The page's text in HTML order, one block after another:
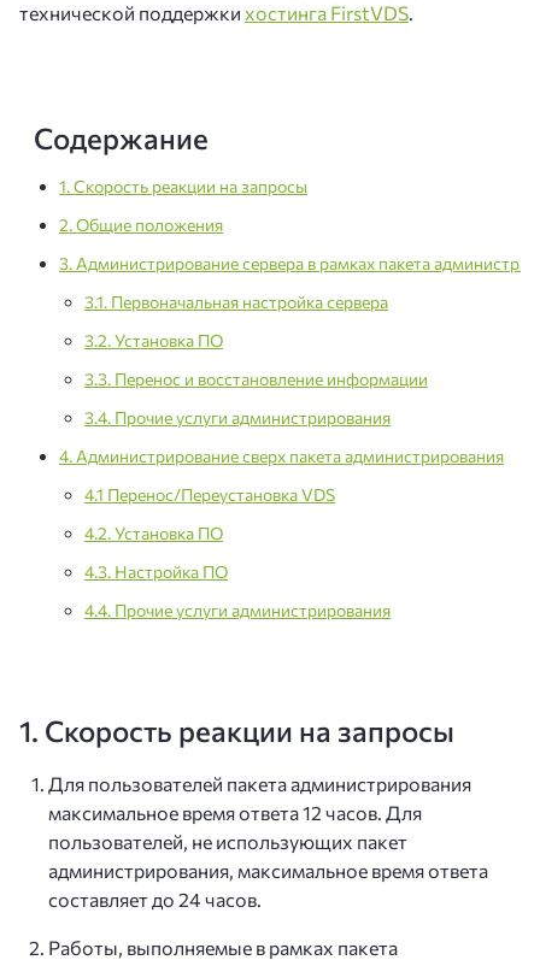
технической поддержки хостинга FirstVDS.
Содержание
1.Скорость реакции на запросы
2. Общие положения
3. Администрирование сервера в рамках пакета
3.1. Первоначальная настройка сервера
3.2. Установка ПО
3.3. Перенос и восстановление информации
3.4. Прочие услуги администрирования
4. Администрирование сверх пакета администрирования
4.1 Перенос/Переустановка VDS
4.2. Установка ПО
4.3. Настройка ПО
4.4. Прочие услуги администрирования
1. Скорость реакции на запросы
Для пользователей пакета администрирования
максимальное время ответа 12 часов. Для
пользователей, не использующих пакет
администрирования, максимальное время ответа
составляет до 24 часов.
Работы, выполняемые в рамках пакета